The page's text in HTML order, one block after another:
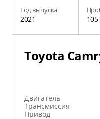
Год выпуска
2021
Toyota
Двигатель
Трансмиссия
Привод